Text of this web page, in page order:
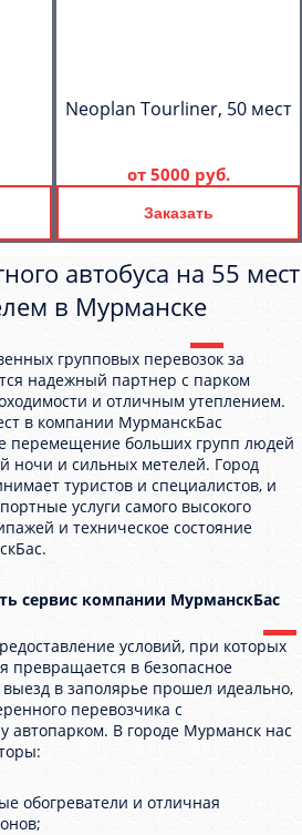
Neoplan Tourliner, 50 мест
от 5000 руб.
Заказать
автобуса на 55 мест
в Мурманске
групповых перевозок за
надежный партнер с парком
и отличным утеплением.
в компании МурманскБас
перемещение больших групп людей
ночи и сильных метелей. Город
туристов и специалистов, и
услуги самого высокого
и техническое состояние
сервис компании МурманскБас
условий, при которых
превращается в безопасное
в заполярье прошел идеально,
перевозчика с
автопарком. В городе Мурманск нас
обогреватели и отличная